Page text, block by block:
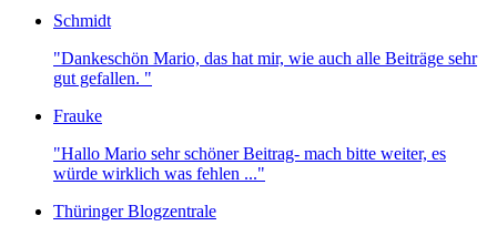
Schmidt
"Dankeschön Mario, das hat mir, wie auch alle Beiträge sehr
gut gefallen. "
Frauke
"Hallo Mario sehr schöner Beitrag- mach bitte weiter, es
würde wirklich was fehlen ..."
Thüringer Blogzentrale